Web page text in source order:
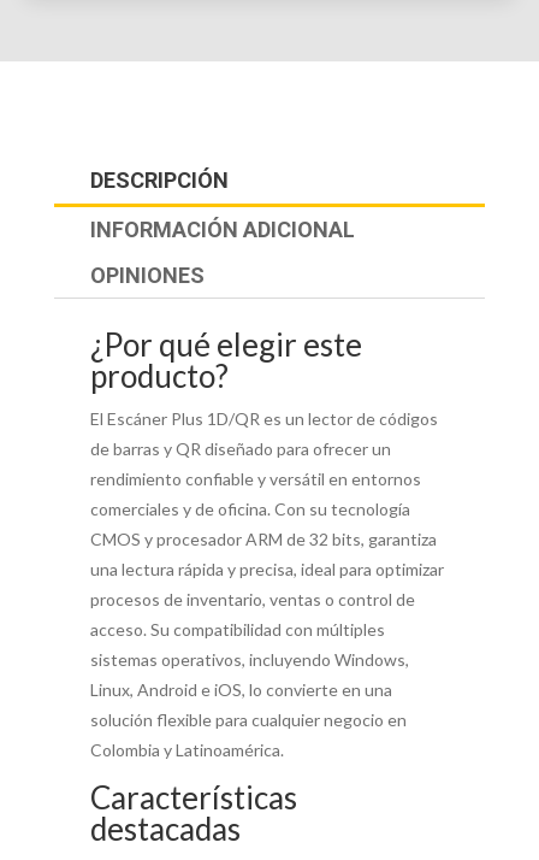
DESCRIPCIÓN
INFORMACIÓN ADICIONAL
OPINIONES
¿Por qué elegir este
producto?
El Escáner Plus 1D/QR es un lector de códigos
de barras y QR diseñado para ofrecer un
rendimiento confiable y versátil en entornos
comerciales y de oficina. Con su tecnología
CMOS y procesador ARM de 32 bits, garantiza
una lectura rápida y precisa, ideal para optimizar
procesos de inventario, ventas o control de
acceso. Su compatibilidad con múltiples
sistemas operativos, incluyendo Windows,
Linux, Android e iOS, lo convierte en una
solución flexible para cualquier negocio en
Colombia y Latinoamérica.
Características
destacadas